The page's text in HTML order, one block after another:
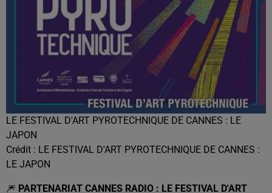
LE FESTIVAL D'ART PYROTECHNIQUE DE CANNES : LE
JAPON
Crédit : LE FESTIVAL D'ART PYROTECHNIQUE DE CANNES :
LE JAPON
🎆 PARTENARIAT CANNES RADIO : LE FESTIVAL D'ART